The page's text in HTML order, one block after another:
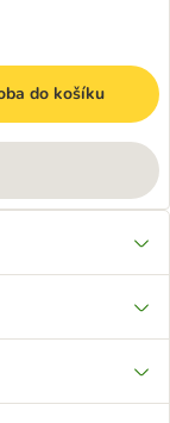
do košíku